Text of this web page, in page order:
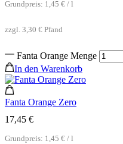
Grundpreis: 1,45 € / l
zzgl. 3,30 € Pfand
Fanta Orange Menge
In den Warenkorb
Fanta Orange Zero
17,45 €
Grundpreis: 1,45 € / l